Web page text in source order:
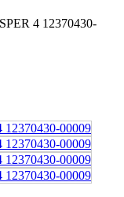
4 12370430-